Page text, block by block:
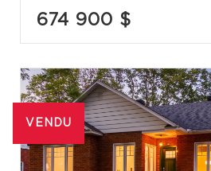
674 900 $
VENDU